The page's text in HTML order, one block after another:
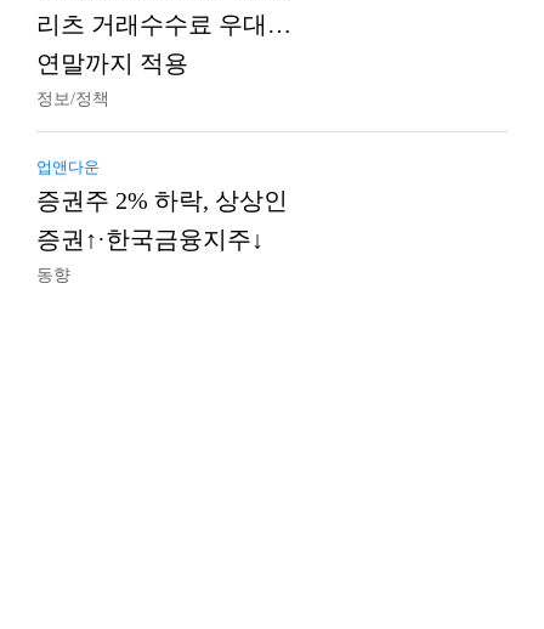
리츠 거래수수료 우대…
연말까지 적용
정보/정책
업앤다운
증권주 2% 하락, 상상인
증권↑·한국금융지주↓
동향